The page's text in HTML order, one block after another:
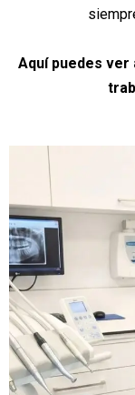
Aquí puedes